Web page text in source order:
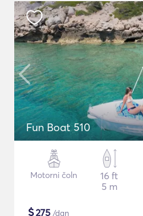
Fun Boat 510
Motorni čoln
16 ft
5 m
$275 /dan